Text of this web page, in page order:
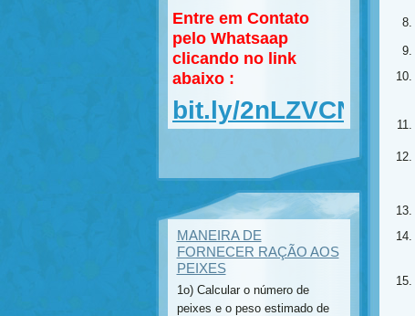
Entre em Contato
pelo Whatsaap
clicando no link
abaixo :
bit.ly/2nLZVCN
MANEIRA DE
FORNECER RAÇÃO AOS
PEIXES
1o) Calcular o número de
peixes e o peso estimado de